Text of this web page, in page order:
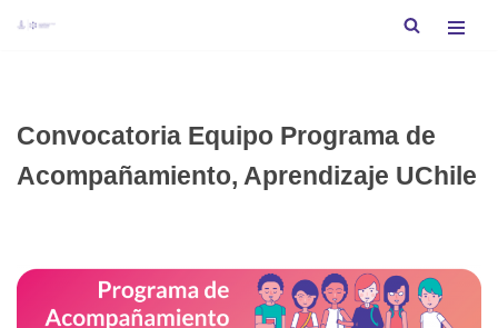
Convocatoria Equipo Programa de
Acompañamiento, Aprendizaje UChile